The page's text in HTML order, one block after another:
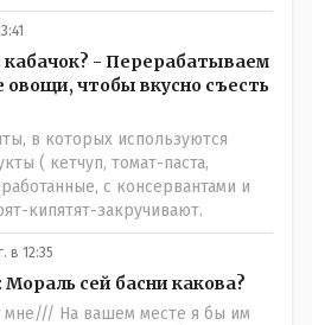
подняли, порог подняли и всё
- действительно КТК -
- Перерабатываем
чтобы вкусно съесть
в которых используются
( кетчуп, томат-паста,
с консервантами и
кипятят-закручивают.
в 12:35
сей басни какова?
мне/// На вашем месте я бы им